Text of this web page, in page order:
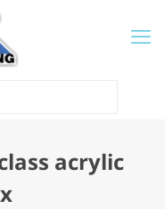
acrylic